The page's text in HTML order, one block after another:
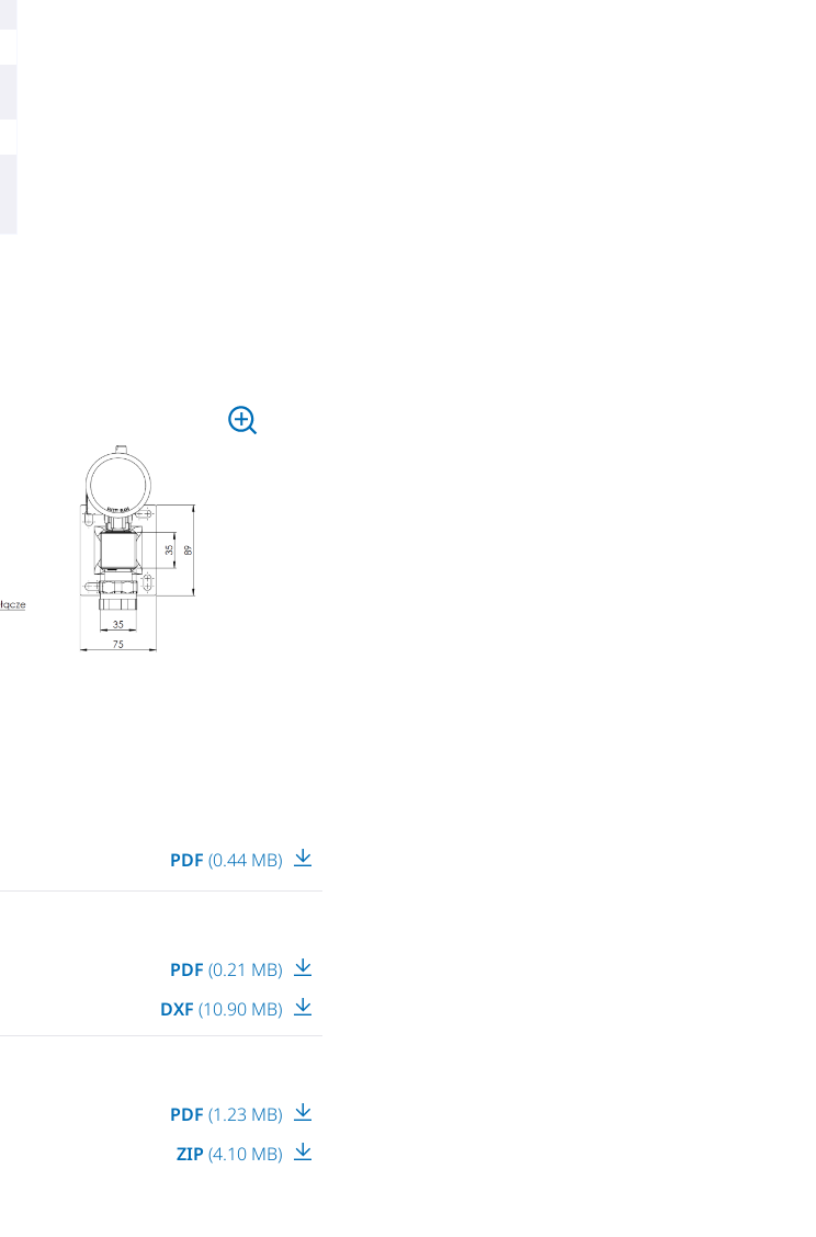
PDF (0.44 MB)
PDF (0.21 MB)
DXF (10.90 MB)
PDF (1.23 MB)
ZIP (4.10 MB)